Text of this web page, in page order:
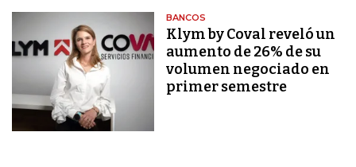
BANCOS
Klym by Coval reveló un
aumento de 26% de su
volumen negociado en
primer semestre